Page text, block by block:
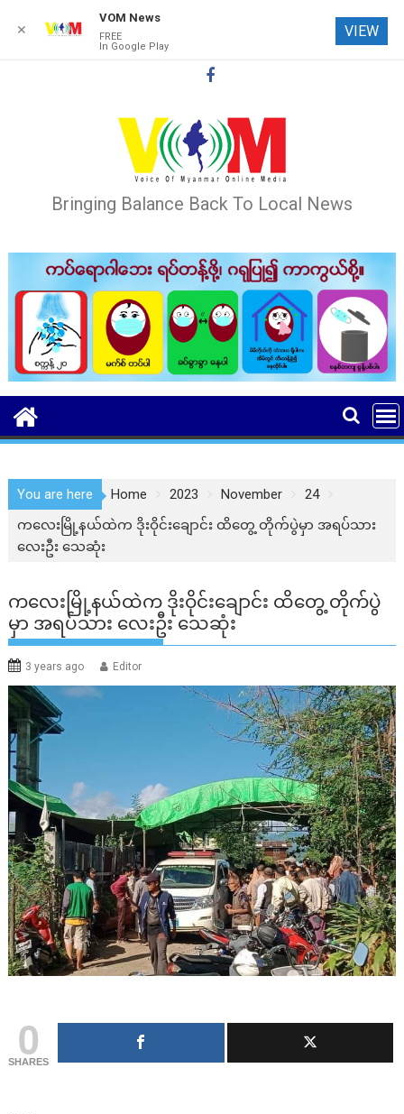
Bringing Balance Back To Local News
You are here Home 2023 November
24
ကလေးမြို့နယ်ထဲက ဒိုးဝိုင်းချောင်း ထိတွေ့ တိုက်ပွဲမှာ အရပ်သား
လေးဦး သေဆုံး
ကလေးမြို့နယ်ထဲက ဒိုးဝိုင်းချောင်း ထိတွေ့ တိုက်ပွဲ
မှာ အရပ်သား လေးဦး သေဆုံး
3 years ago Editor
0
SHARES
✕
VOM News
FREE
In Google Play
VIEW